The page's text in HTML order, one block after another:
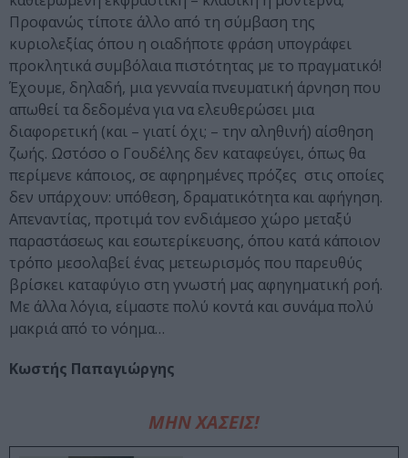
Προφανώς τίποτε άλλο από τη σύμβαση της
κυριολεξίας όπου η οιαδήποτε φράση υπογράφει
προκλητικά συμβόλαια πιστότητας με το πραγματικό!
Έχουμε, δηλαδή, μια γενναία πνευματική άρνηση που
απωθεί τα δεδομένα για να ελευθερώσει μια
διαφορετική (και – γιατί όχι; – την αληθινή) αίσθηση
ζωής. Ωστόσο ο Γουδέλης δεν καταφεύγει, όπως θα
περίμενε κάποιος, σε αφηρημένες πρόζες στις οποίες
δεν υπάρχουν: υπόθεση, δραματικότητα και αφήγηση.
Απεναντίας, προτιμά τον ενδιάμεσο χώρο μεταξύ
παραστάσεως και εσωτερίκευσης, όπου κατά κάποιον
τρόπο μεσολαβεί ένας μετεωρισμός που παρευθύς
βρίσκει καταφύγιο στη γνωστή μας αφηγηματική ροή.
Με άλλα λόγια, είμαστε πολύ κοντά και συνάμα πολύ
μακριά από το νόημα…
Κωστής Παπαγιώργης
ΜΗΝ ΧΑΣΕΙΣ!